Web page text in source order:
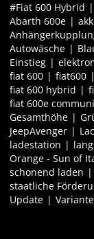
#Fiat 600 Hybrid
Abarth 600e
Autowäsche
Einstieg
fiat 600
fiat600
fiat 600 hybrid
fiat 600e
Gesamthöhe
JeepAvenger
ladestation
Orange - Sun of
schonend laden
staatliche
Update